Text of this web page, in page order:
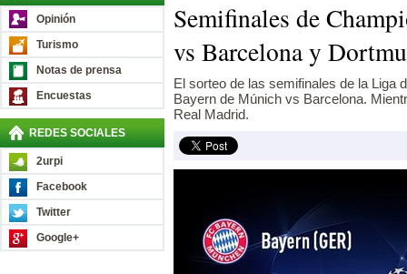
Opinión
Turismo
Notas de prensa
Encuestas
REDES SOCIALES
2urpi
Facebook
Twitter
Google+
Semifinales de
vs Barcelona y
El sorteo de las semifinales de la Liga
Bayern de Múnich vs Barcelona.
Real Madrid.